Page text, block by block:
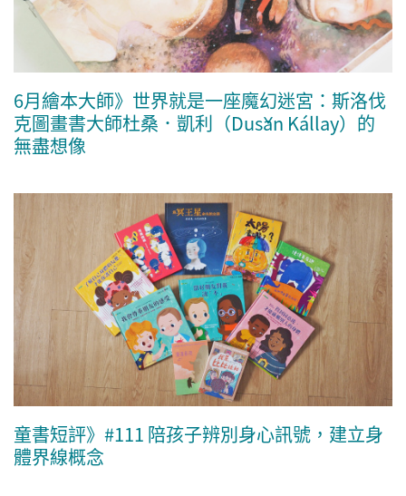
6月繪本大師》世界就是一座魔幻迷宮：斯洛伐
克圖畫書大師杜桑．凱利（Dušan Kállay）的
無盡想像
童書短評》#111 陪孩子辨別身心訊號，建立身
體界線概念